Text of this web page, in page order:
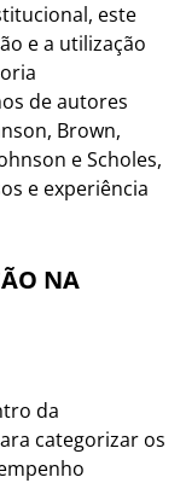
este
e a utilização
de autores
Brown,
e Scholes,
e experiência
NA
da
categorizar os